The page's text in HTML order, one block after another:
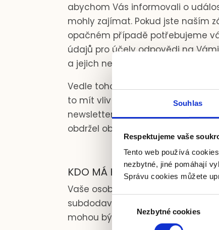
Souhlas
Respektujeme vaše
Tento web používá
nezbytné, jiné pomáhají
Správu cookies můžete
souhlasuNezbytné cookies
abychom Vás informovali o
mohly zajímat. Pokud jste naším
opačném případě potřebujeme
údajů pro účely odpovědi na
a jejich neposkytnutí může být
Vedle toho zpracování Vašich
to mít vliv na naše jiné vzájemné
newsletteru”, nebo zaslat e-mail
obdržel obchodní sdělení.
KDO MÁ K VAŠIM OSOBNÍM
Vaše osobní údaje budu jako
subdodavatelům, aby pro nás
mohou být předány: